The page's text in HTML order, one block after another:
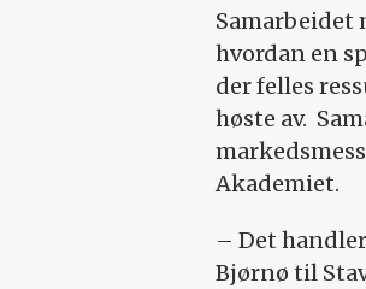
Samarbeidet
hvordan en
der felles
høste av.
Akademiet.
– Det
Bjørnø til